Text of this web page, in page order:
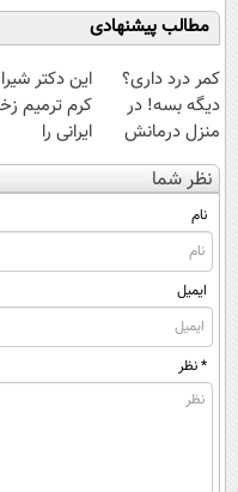
مطالب پیشنهادی
کمر درد داری؟
دیگه بسه! در
منزل درمانش
کن
(◀پرسش‌نامه)
این دکتر
کرم ترمیم
ایرانی را
ساخت!!!
نظر شما
نام
ایمیل
* نظر